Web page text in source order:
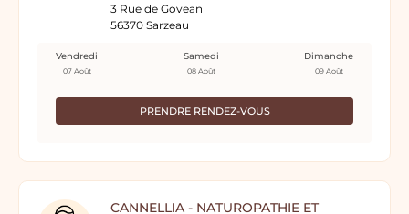
3 Rue de Govean
56370 Sarzeau
PRENDRE RENDEZ-VOUS
Vendredi
07 Août
Samedi
08 Août
Dimanche
09 Août
CANNELLIA - NATUROPATHIE ET